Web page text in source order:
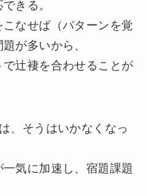
きる。
なせば（パターンを覚
が多いから、
辻褄を合わせることが
、そうはいかなくなっ
気に加速し、宿題課題